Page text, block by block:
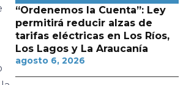
“Ordenemos la Cuenta”: Ley
permitirá reducir alzas de
tarifas eléctricas en Los Ríos,
Los Lagos y La Araucanía
agosto 6, 2026